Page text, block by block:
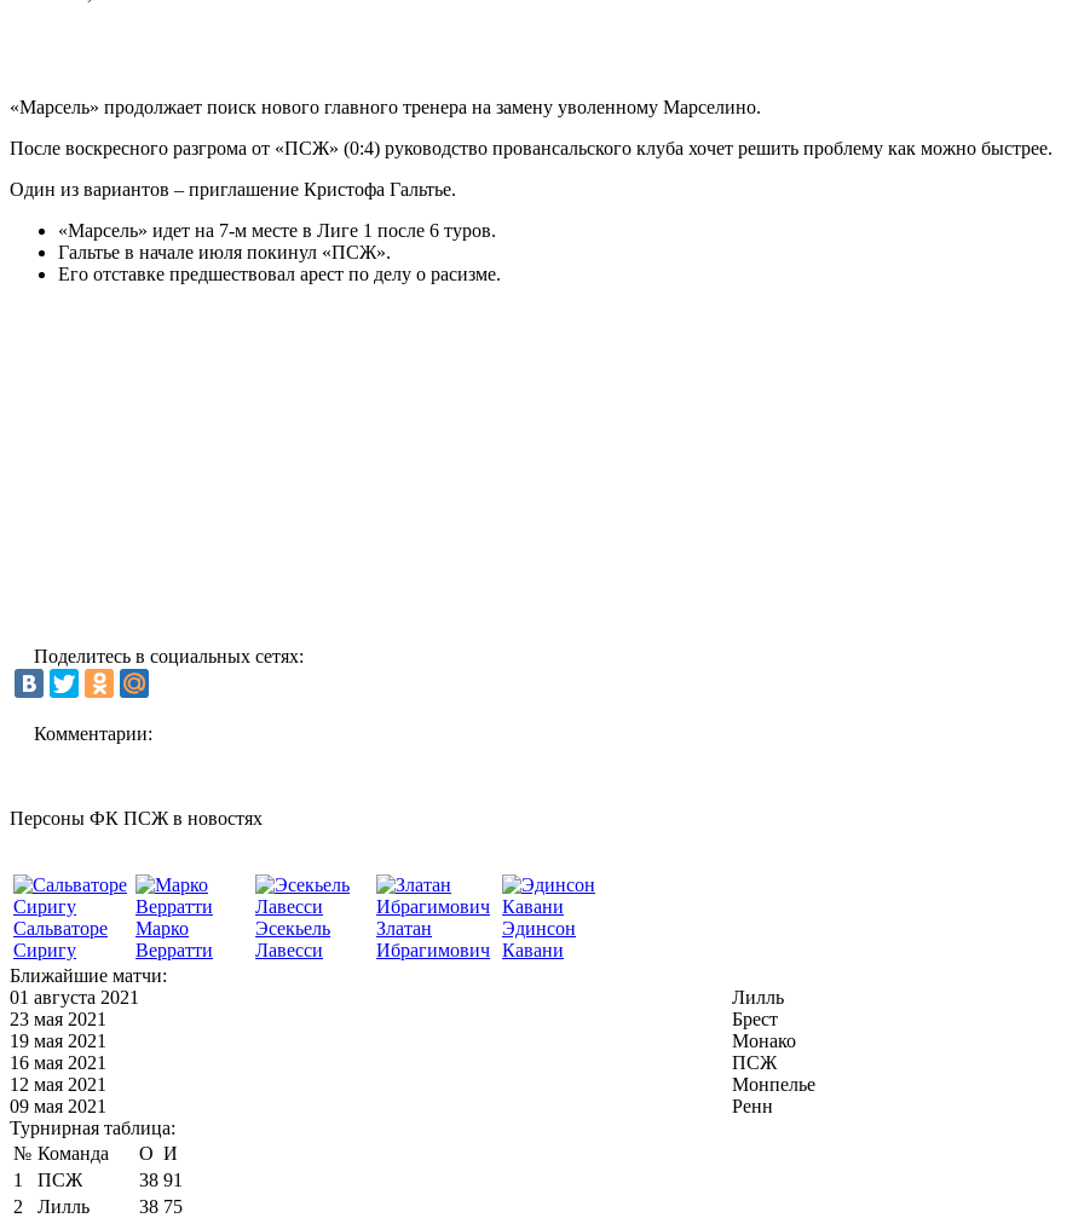
«Марсель» продолжает поиск нового главного тренера на замену уволенному Марселино.
После воскресного разгрома от «ПСЖ» (0:4) руководство провансальского клуба хочет решить проблему как можно быстрее.
Один из вариантов – приглашение Кристофа Гальтье.
«Марсель» идет на 7-м месте в Лиге 1 после 6 туров.
Гальтье в начале июля покинул «ПСЖ».
Его отставке предшествовал арест по делу о расизме.
Поделитесь в социальных сетях:
Комментарии:
Персоны ФК ПСЖ в новостях
Сальваторе
Сиригу
Марко
Верратти
Эсекьель
Лавесси
Златан
Ибрагимович
Эдинсон
Кавани
Ближайшие матчи:
01 августа 2021
Лилль
23 мая 2021
Брест
19 мая 2021
Монако
16 мая 2021
ПСЖ
12 мая 2021
Монпелье
09 мая 2021
Ренн
Турнирная таблица:
№ Команда О И
1
ПСЖ 38 91
2
Лилль 38 75